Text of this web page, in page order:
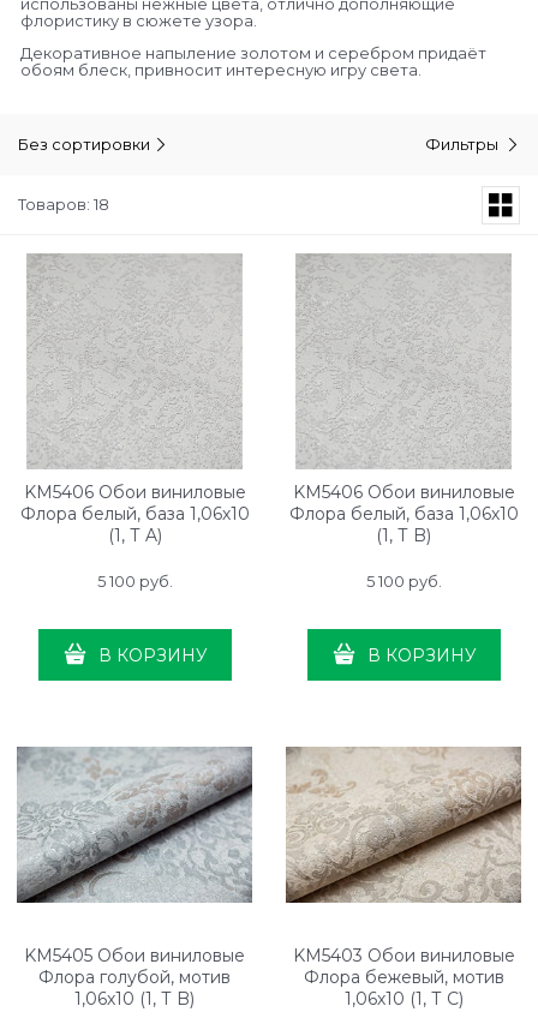
использованы нежные цвета, отлично дополняющие
флористику в сюжете узора.
Декоративное напыление золотом и серебром придаёт
обоям блеск, привносит интересную игру света.
Без сортировки Фильтры
Товаров: 18
KM5406 Обои виниловые
Флора белый, база 1,06х10
(1, Т A)
5 100 руб.
В КОРЗИНУ
KM5406 Обои виниловые
Флора белый, база 1,06х10
(1, Т B)
5 100 руб.
В КОРЗИНУ
KM5405 Обои виниловые
Флора голубой, мотив
1,06х10 (1, Т B)
KM5403 Обои виниловые
Флора бежевый, мотив
1,06х10 (1, Т C)